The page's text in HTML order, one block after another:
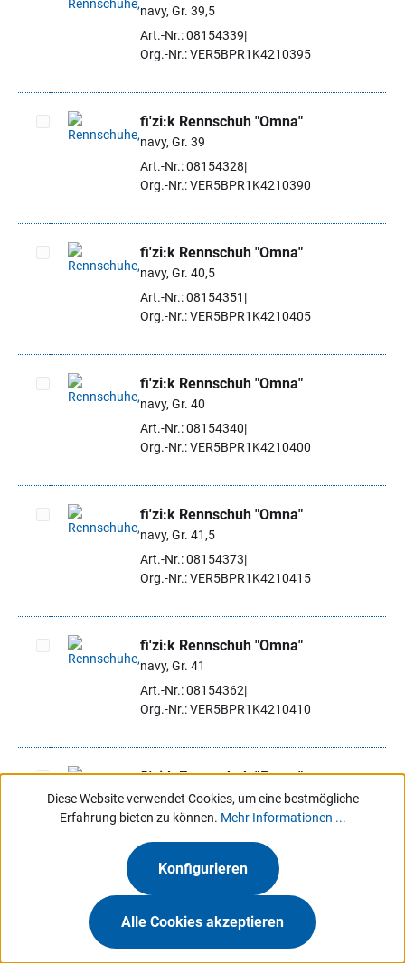
Artikel auswählen
navy, Gr. 39,5
Art.-Nr.: 08154339
Org.-Nr.: VER5BPR1K4210395
Artikel auswählen
fi'zi:k Rennschuh "Omna"
navy, Gr. 39
Art.-Nr.: 08154328
Org.-Nr.: VER5BPR1K4210390
Artikel auswählen
fi'zi:k Rennschuh "Omna"
navy, Gr. 40,5
Art.-Nr.: 08154351
Org.-Nr.: VER5BPR1K4210405
Artikel auswählen
fi'zi:k Rennschuh "Omna"
navy, Gr. 40
Art.-Nr.: 08154340
Org.-Nr.: VER5BPR1K4210400
Artikel auswählen
fi'zi:k Rennschuh "Omna"
navy, Gr. 41,5
Art.-Nr.: 08154373
Org.-Nr.: VER5BPR1K4210415
Artikel auswählen
fi'zi:k Rennschuh "Omna"
navy, Gr. 41
Art.-Nr.: 08154362
Org.-Nr.: VER5BPR1K4210410
Artikel auswählen
fi'zi:k Rennschuh "Omna"
navy, Gr. 42,5
Art.-Nr.: 08154395
Org.-Nr.: VER5BPR1K4210425
Artikel auswählen
navy, Gr. 42
Art.-Nr.: 08154384
Diese Website verwendet Cookies, um eine bestmögliche
Erfahrung bieten zu können. Mehr Informationen ...
Konfigurieren
Alle Cookies akzeptieren